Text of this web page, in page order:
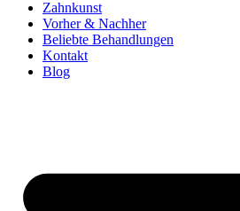
Zahnkunst
Vorher & Nachher
Beliebte Behandlungen
Kontakt
Blog